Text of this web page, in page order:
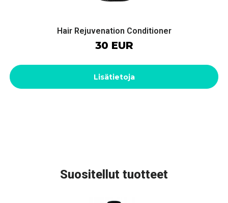
Hair Rejuvenation Conditioner
30 EUR
Lisätietoja
Suositellut tuotteet